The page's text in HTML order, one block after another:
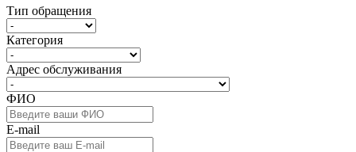
Тип обращения
Категория
Адрес обслуживания
ФИО
E-mail